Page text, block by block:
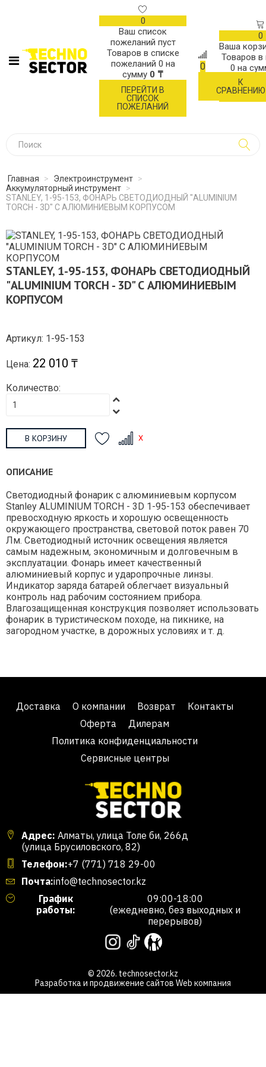
0
Ваш список
пожеланий пуст
Товаров в списке
пожеланий 0 на
сумму 0 ₸
ПЕРЕЙТИ В
СПИСОК
ПОЖЕЛАНИЙ
0
К
СРАВНЕНИЮ
0
Ваша
Товаров в
0 на
Главная > Электроинструмент >
Аккумуляторный инструмент >
STANLEY, 1-95-153, ФОНАРЬ СВЕТОДИОДНЫЙ "ALUMINIUM
TORCH - 3D" С АЛЮМИНИЕВЫМ КОРПУСОМ
STANLEY, 1-95-153, ФОНАРЬ СВЕТОДИОДНЫЙ
"ALUMINIUM TORCH - 3D" С АЛЮМИНИЕВЫМ
КОРПУСОМ
Артикул: 1-95-153
Цена: 22 010 ₸
Количество:
В КОРЗИНУ
ОПИСАНИЕ
Светодиодный фонарик с алюминиевым корпусом
Stanley ALUMINIUM TORCH - 3D 1-95-153 обеспечивает
превосходную яркость и хорошую освещенность
окружающего пространства, световой поток равен 70
Лм. Светодиодный источник освещения является
самым надежным, экономичным и долговечным в
эксплуатации. Фонарь имеет качественный
алюминиевый корпус и ударопрочные линзы.
Индикатор заряда батарей облегчает визуальный
контроль над рабочим состоянием прибора.
Влагозащищенная конструкция позволяет использовать
фонарик в туристическом походе, на пикнике, на
загородном участке, в дорожных условиях и т. д.
Доставка О компании Возврат
Контакты
Оферта
Дилерам
Политика конфиденциальности
Сервисные центры
Адрес: Алматы, улица Толе би, 266д
(улица Брусиловского, 82)
Телефон:+7 (771) 718 29-00
Почта:info@technosector.kz
График
работы:
09:00-18:00
(ежедневно, без выходных и
перерывов)
© 2026. technosector.kz
Разработка и продвижение сайтов Web компания